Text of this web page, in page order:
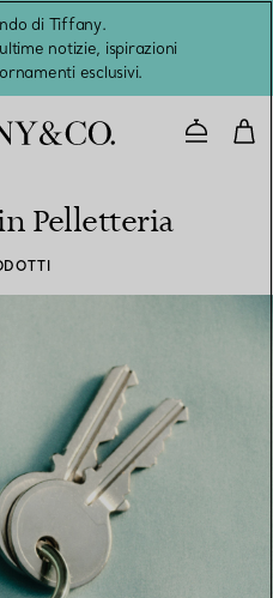
di Tiffany.
notizie, ispirazioni
esclusivi.
Pelletteria